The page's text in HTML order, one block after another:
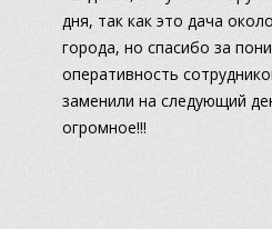
дня, так как это дача
города, но спасибо за
оперативность
заменили на следующий
огромное!!!